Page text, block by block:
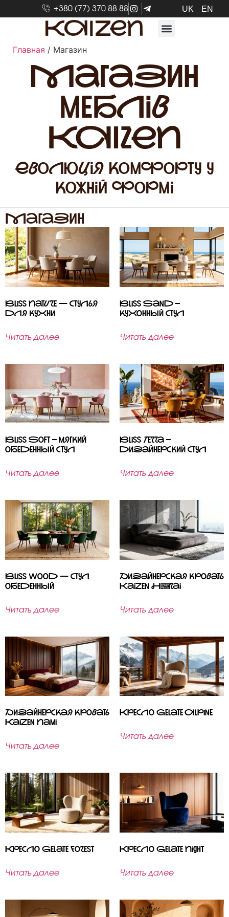
+380 (77) 370 88 88 UK EN
Главная / Магазин
Магазин
меблів
KAIZEN
Еволюція комфорту у
кожній формі
Магазин
Bliss Nature — стулья
для кухни
Читать далее
Bliss Sand –
кухонный стул
Читать далее
Bliss Soft – мягкий
обеденный стул
Читать далее
Bliss Terra –
дизайнерский стул
Читать далее
Bliss Wood — стул
обеденный
Читать далее
Дизайнерская кровать
Kaizen Hōrai
Читать далее
Дизайнерская кровать
Kaizen Nami
Читать далее
Кресло Gelate Alpine
Читать далее
Кресло Gelate Forest
Читать далее
Кресло Gelate Night
Читать далее